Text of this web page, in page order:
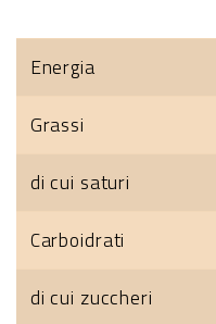
Energia
Grassi
di cui saturi
Carboidrati
di cui zuccheri